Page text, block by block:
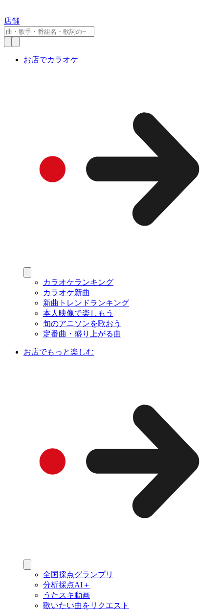
店舗
お店でカラオケ
カラオケランキング
カラオケ新曲
新曲トレンドランキング
本人映像で楽しもう
旬のアニソンを歌おう
定番曲・盛り上がる曲
お店でもっと楽しむ
全国採点グランプリ
分析採点AI＋
うたスキ動画
歌いたい曲をリクエスト